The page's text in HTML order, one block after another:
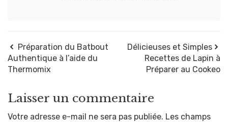
Préparation du Batbout
Authentique à l’aide du
Thermomix
Délicieuses et Simples
Recettes de Lapin à
Préparer au Cookeo
Laisser un commentaire
Votre adresse e-mail ne sera pas publiée. Les champs